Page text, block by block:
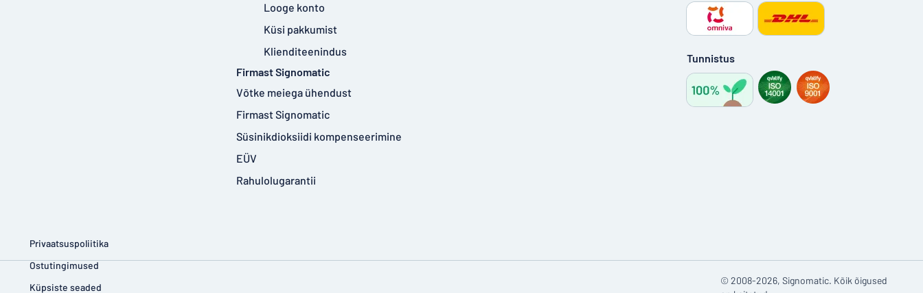
Looge konto
Küsi pakkumist
Klienditeenindus
Firmast Signomatic
Võtke meiega ühendust
Firmast Signomatic
Süsinikdioksiidi kompenseerimine
EÜV
Rahulolugarantii
Tunnistus
Privaatsuspoliitika
Ostutingimused
Küpsiste seaded
© 2008-2026, Signomatic. Kõik õigused